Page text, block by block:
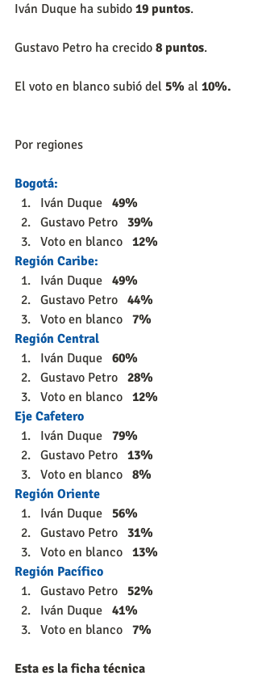
Iván Duque ha subido 19 puntos.
Gustavo Petro ha crecido 8 puntos.
El voto en blanco subió del 5% al 10%.
Por regiones
Bogotá:
Iván Duque 49%
Gustavo Petro 39%
Voto en blanco 12%
Región Caribe:
Iván Duque 49%
Gustavo Petro 44%
Voto en blanco 7%
Región Central
Iván Duque 60%
Gustavo Petro 28%
Voto en blanco 12%
Eje Cafetero
Iván Duque 79%
Gustavo Petro 13%
Voto en blanco 8%
Región Oriente
Iván Duque 56%
Gustavo Petro 31%
Voto en blanco 13%
Región Pacífico
Gustavo Petro 52%
Iván Duque 41%
Voto en blanco 7%
Esta es la ficha técnica